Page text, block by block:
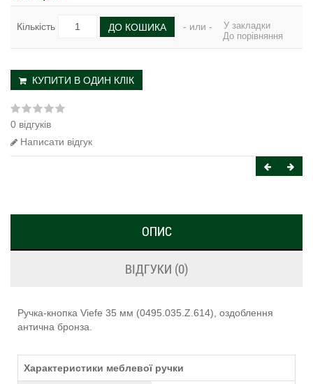
Кількість ДО КОШИКА - или -
У закладки
До порівняння
КУПИТИ В ОДИН КЛІК
0 відгуків
Написати відгук
ОПИС
ВІДГУКИ (0)
Ручка-кнопка Viefe 35 мм (0495.035.Z.614), оздоблення
антична бронза.
Характеристики меблевої ручки